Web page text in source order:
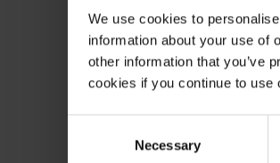
We use cookies to
information about your use of
other information that you’ve
cookies if you continue to use
Necessary